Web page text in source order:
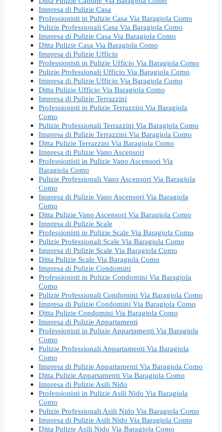
Impresa di Pulizie Casa
Professionisti in Pulizie Casa Via Baragiola Como
Pulizie Professionali Casa Via Baragiola Como
Impresa di Pulizie Casa Via Baragiola Como
Ditta Pulizie Casa Via Baragiola Como
Impresa di Pulizie Ufficio
Professionisti in Pulizie Ufficio Via Baragiola Como
Pulizie Professionali Ufficio Via Baragiola Como
Impresa di Pulizie Ufficio Via Baragiola Como
Ditta Pulizie Ufficio Via Baragiola Como
Impresa di Pulizie Terrazzini
Professionisti in Pulizie Terrazzini Via Baragiola
Como
Pulizie Professionali Terrazzini Via Baragiola Como
Impresa di Pulizie Terrazzini Via Baragiola Como
Ditta Pulizie Terrazzini Via Baragiola Como
Impresa di Pulizie Vano Ascensori
Professionisti in Pulizie Vano Ascensori Via
Baragiola Como
Pulizie Professionali Vano Ascensori Via Baragiola
Como
Impresa di Pulizie Vano Ascensori Via Baragiola
Como
Ditta Pulizie Vano Ascensori Via Baragiola Como
Impresa di Pulizie Scale
Professionisti in Pulizie Scale Via Baragiola Como
Pulizie Professionali Scale Via Baragiola Como
Impresa di Pulizie Scale Via Baragiola Como
Ditta Pulizie Scale Via Baragiola Como
Impresa di Pulizie Condomini
Professionisti in Pulizie Condomini Via Baragiola
Como
Pulizie Professionali Condomini Via Baragiola Como
Impresa di Pulizie Condomini Via Baragiola Como
Ditta Pulizie Condomini Via Baragiola Como
Impresa di Pulizie Appartamenti
Professionisti in Pulizie Appartamenti Via Baragiola
Como
Pulizie Professionali Appartamenti Via Baragiola
Como
Impresa di Pulizie Appartamenti Via Baragiola Como
Ditta Pulizie Appartamenti Via Baragiola Como
Impresa di Pulizie Asili Nido
Professionisti in Pulizie Asili Nido Via Baragiola
Como
Pulizie Professionali Asili Nido Via Baragiola Como
Impresa di Pulizie Asili Nido Via Baragiola Como
Ditta Pulizie Asili Nido Via Baragiola Como